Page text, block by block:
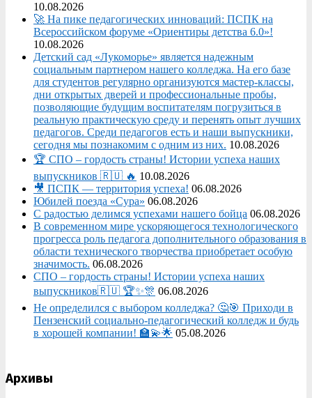
10.08.2026
🚀 На пике педагогических инноваций: ПСПК на
Всероссийском форуме «Ориентиры детства 6.0»!
10.08.2026
Детский сад «Лукоморье» является надежным
социальным партнером нашего колледжа. На его базе
для студентов регулярно организуются мастер-классы,
дни открытых дверей и профессиональные пробы,
позволяющие будущим воспитателям погрузиться в
реальную практическую среду и перенять опыт лучших
педагогов. Среди педагогов есть и наши выпускники,
сегодня мы познакомим с одним из них. 10.08.2026
🏆 СПО – гордость страны! Истории успеха наших
выпускников 🇷🇺 🔥 10.08.2026
🎥 ПСПК — территория успеха! 06.08.2026
Юбилей поезда «Сура» 06.08.2026
С радостью делимся успехами нашего бойца 06.08.2026
В современном мире ускоряющегося технологического
прогресса роль педагога дополнительного образования в
области технического творчества приобретает особую
значимость. 06.08.2026
СПО – гордость страны! Истории успеха наших
выпускников🇷🇺 🏆✨🎊 06.08.2026
Не определился с выбором колледжа? 🤔🎯 Приходи в
Пензенский социально-педагогический колледж и будь
в хорошей компании! 🏫💫🌟 05.08.2026
Архивы